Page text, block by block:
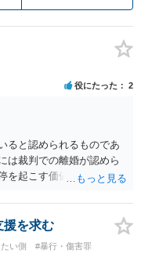
役にたった 2
ると認められるものであ
は裁判での離婚が認めら
を起こす価値はあるよう
手が合意するメリットを
，裁判離婚を見据えて調
必要となるかと思われま
ますので弁護士を立てる
援を求む
い側
#暴行・傷害罪